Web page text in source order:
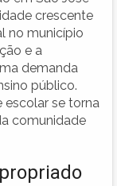
crescente
no município
e a
demanda
público.
escolar se torna
comunidade